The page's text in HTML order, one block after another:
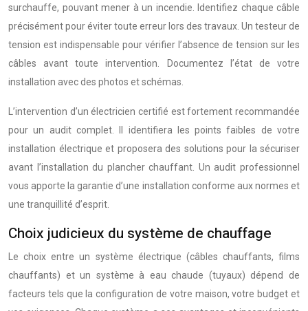
surchauffe, pouvant mener à un incendie. Identifiez chaque câble
précisément pour éviter toute erreur lors des travaux. Un testeur de
tension est indispensable pour vérifier l’absence de tension sur les
câbles avant toute intervention. Documentez l’état de votre
installation avec des photos et schémas.
L’intervention d’un électricien certifié est fortement recommandée
pour un audit complet. Il identifiera les points faibles de votre
installation électrique et proposera des solutions pour la sécuriser
avant l’installation du plancher chauffant. Un audit professionnel
vous apporte la garantie d’une installation conforme aux normes et
une tranquillité d’esprit.
Choix judicieux du système de chauffage
Le choix entre un système électrique (câbles chauffants, films
chauffants) et un système à eau chaude (tuyaux) dépend de
facteurs tels que la configuration de votre maison, votre budget et